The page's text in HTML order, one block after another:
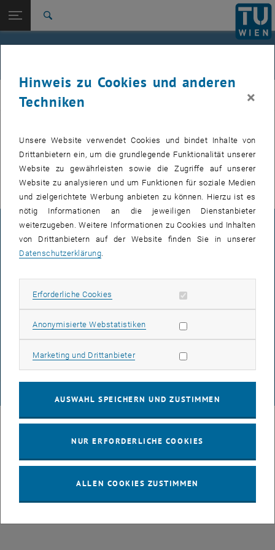
TU Login
Studium
International
Zur 1. Menü Ebene
FemPhys
Zurück: Subseiten von FemPhys auflisten
Zurück zur letzten Ebene:
FemPhys
FemPhys
VERANSTALTUNGEN VOM 21. JULI 2026
Es gibt keine Veranstaltungen in der aktuellen Ansicht.
IMPRESSUM
COOKIEEINSTELLUNGEN
Hinweis zu Cookies und anderen
Techniken
×
Unsere Website verwendet Cookies und bindet Inhalte von
Drittanbietern ein, um die grundlegende Funktionalität unserer
Website zu gewährleisten sowie die Zugriffe auf unserer
Website zu analysieren und um Funktionen für soziale Medien
und zielgerichtete Werbung anbieten zu können. Hierzu ist es
nötig Informationen an die jeweiligen Dienstanbieter
weiterzugeben. Weitere Informationen zu Cookies und Inhalten
von Drittanbietern auf der Website finden Sie in unserer
Datenschutzerklärung.
Erforderliche Cookies Erforderliche Cookies zulassen
Anonymisierte WebstatistikenStatistik Cookies zulassen
Marketing und DrittanbieterMarketing Cookies zulassen
AUSWAHL SPEICHERN UND ZUSTIMMEN
NUR ERFORDERLICHE COOKIES
ALLEN COOKIES ZUSTIMMEN